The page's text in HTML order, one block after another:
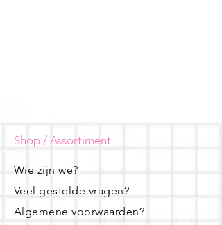
Shop / Assortiment
Wie zijn we?
Veel gestelde vragen?
Algemene voorwaarden?